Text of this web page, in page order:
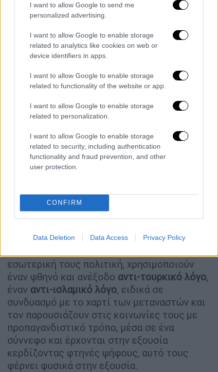
I want to allow Google to send me
personalized advertising.
I want to allow Google to enable storage
related to analytics like cookies on web or
device identifiers in apps.
I want to allow Google to enable storage
related to functionality of the website or app.
I want to allow Google to enable storage
related to personalization.
I want to allow Google to enable storage
related to security, including authentication
functionality and fraud prevention, and other
user protection.
CONFIRM
Data Deletion Data Access Privacy Policy
ένταξης της Τουρκίας στην Ευρωπαϊκή
Ένωση, ενώ παράλληλα
ορισμένα κράτη - μέληότιυψώνουν εμπόδια
στην ευρωπαϊκή προοπτική της Άγκυρας
μέσω μιας νέας «πολιτικής της ταυτότητας»,
όπως την ονόμασε. Ο Φιντάν υποστήριξε ότι
αυτή η πολιτική χρησιμοποιείται ως μέσο
αντιισλαμική ρητορική, για να κερδίζονται
φτηνές» ψήφοικαι να ανεβαίνουν στην
εξουσία λαϊκιστές πολιτικοί.
«Στην πραγματικότητα,το ερώτημα
στρατηγικής σημασίας της Τουρκίας για την
απαντηθεί από τους Ευρωπαίους φίλους
Ευρωπαϊκής Ένωσης ακολουθούν την
εσωτερική τους πολιτική, χρησιμοποιούν
έναν φθηνό και ανέξοδο αντι-τουρκικό λόγο,
έναν αντι-ισλαμικό λόγο, ειδικά σε
συνδυασμό με το χαρτί των μεταναστών και
τον παρουσιάζουν στις κοινωνίες τους με
προπαγανδιστικό τρόπο, μέσα σε ένα
σύννεφο και έρχονται στην εξουσία
κερδίζοντας φτηνές ψήφους, αυτό τους
φέρνει φυσικά στην εξουσία.